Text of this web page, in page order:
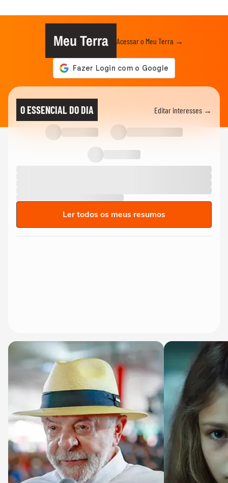
Meu Terra Acessar o Meu Terra →
O ESSENCIAL DO DIA Editar interesses →
Ler todos os meus resumos